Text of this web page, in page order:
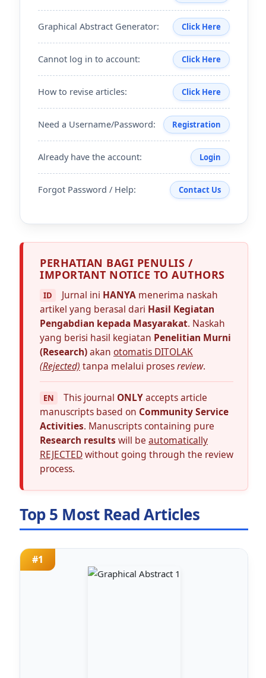
Graphical Abstract Generator: Click Here
Cannot log in to account: Click Here
How to revise articles: Click Here
Need a Username/Password: Registration
Already have the account: Login
Forgot Password / Help: Contact Us
PERHATIAN BAGI PENULIS /
IMPORTANT NOTICE TO AUTHORS
ID Jurnal ini HANYA menerima naskah
artikel yang berasal dari Hasil Kegiatan
Pengabdian kepada Masyarakat. Naskah
yang berisi hasil kegiatan Penelitian Murni
(Research)akan otomatis DITOLAK
(Rejected) tanpa melalui prosesreview.
EN This journal ONLYaccepts article
manuscripts based on Community Service
Activities. Manuscripts containing pure
Research results will be automatically
REJECTEDwithout going through the review
process.
Top 5 Most Read Articles
#1